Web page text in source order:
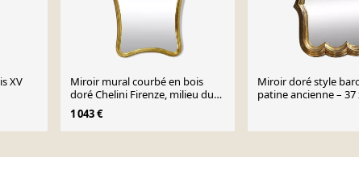
XV
Miroir mural courbé en bois
doré Chelini Firenze, milieu du
siècle, Italie, années 1950
1 043 €
Miroir doré style
patine ancienne – 37